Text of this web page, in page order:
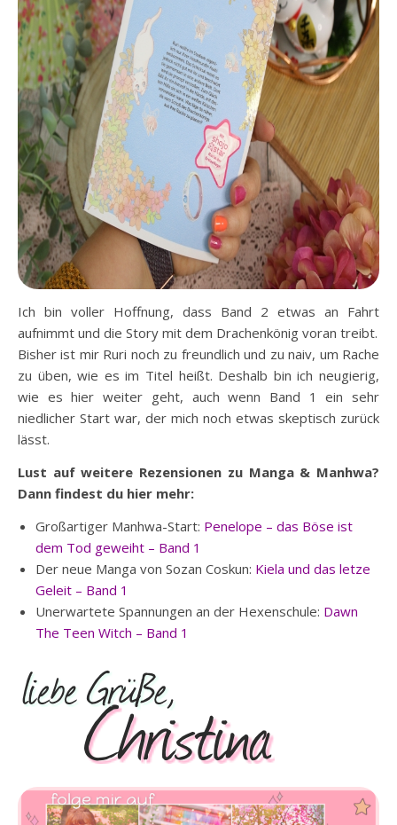
Ich bin voller Hoffnung, dass Band 2 etwas an Fahrt
aufnimmt und die Story mit dem Drachenkönig voran treibt.
Bisher ist mir Ruri noch zu freundlich und zu naiv, um Rache
zu üben, wie es im Titel heißt. Deshalb bin ich neugierig,
wie es hier weiter geht, auch wenn Band 1 ein sehr
niedlicher Start war, der mich noch etwas skeptisch zurück
lässt.
Lust auf weitere Rezensionen zu Manga & Manhwa?
Dann findest du hier mehr:
Großartiger Manhwa-Start: Penelope – das Böse ist
dem Tod geweiht – Band 1
Der neue Manga von Sozan Coskun: Kiela und das letze
Geleit – Band 1
Unerwartete Spannungen an der Hexenschule: Dawn
The Teen Witch – Band 1